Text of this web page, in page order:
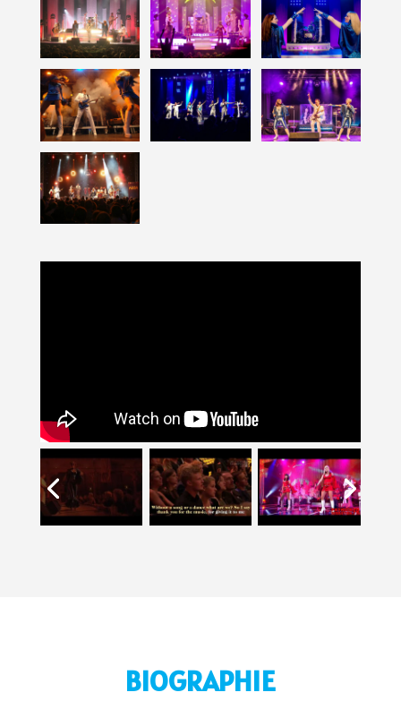
BIOGRAPHIE